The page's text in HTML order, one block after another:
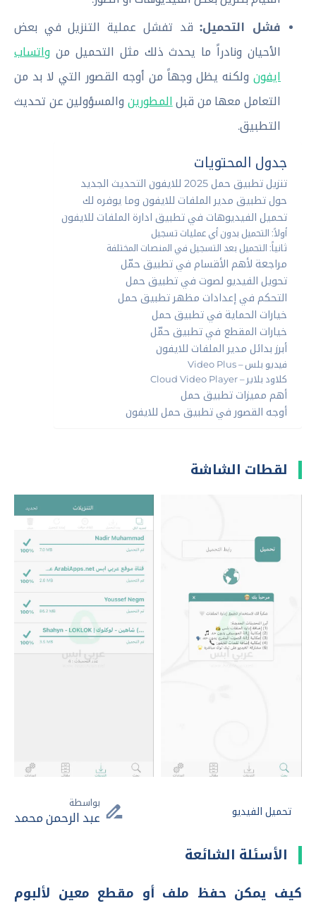
فشل التحميل:قد تفشل عملية التنزيل في بعض
الأحيان ونادراً ما يحدث ذلك مثل التحميل من واتساب
ايفون ولكنه يظل وجهاً من أوجه القصور التي لا بد من
التعامل معها من قبل المطورين والمسؤولين عن تحديث
التطبيق.
جدول المحتويات
تنزيل تطبيق حمل 2025 للايفون التحديث الجديد
حول تطبيق مدير الملفات للايفون وما يوفره لك
تحميل الفيديوهات في تطبيق ادارة الملفات للايفون
أولاً: التحميل بدون أي عمليات تسجيل
ثانياً: التحميل بعد التسجيل في المنصات المختلفة
مراجعة لأهم الأقسام في تطبيق حمّل
تحويل الفيديو لصوت في تطبيق حمل
التحكم في إعدادات مظهر تطبيق حمل
خيارات الحماية في تطبيق حمل
خيارات المقطع في تطبيق حمّل
أبرز بدائل مدير الملفات للايفون
فيديو بلس – Video Plus
كلاود بلاير – Cloud Video Player
أهم مميزات تطبيق حمل
أوجه القصور في تطبيق حمل للايفون
لقطات الشاشة
تحميل الفيديو
بواسطة
عبد الرحمن محمد
الأسئلة الشائعة
كيف يمكن حفظ ملف أو مقطع معين لألبوم